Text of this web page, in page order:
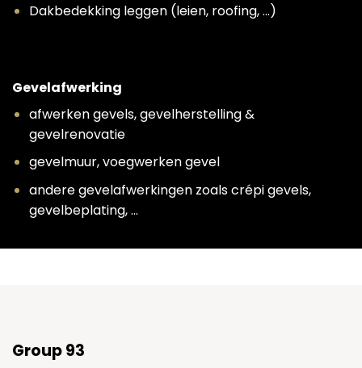
Dakbedekking leggen (leien, roofing, …)
Gevelafwerking
afwerken gevels, gevelherstelling &
gevelrenovatie
gevelmuur, voegwerken gevel
andere gevelafwerkingen zoals crépi gevels,
gevelbeplating, …
Group 93